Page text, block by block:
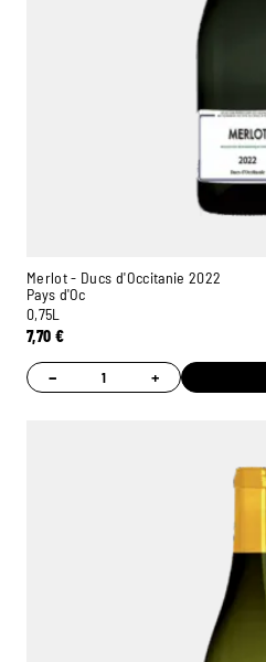
Merlot - Ducs d'Occitanie 2022
Pays d'Oc
0,75L
7,70 €
− +